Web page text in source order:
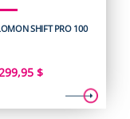
SHIFT PRO 100
$Le
actuel